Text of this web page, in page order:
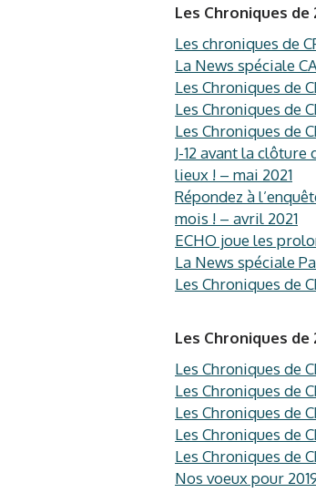
Les Chroniques de
Les chroniques de
La News spéciale
Les Chroniques de
Les Chroniques de
Les Chroniques de
J-12 avant la clôture
lieux ! – mai 2021
Répondez à
mois ! – avril 2021
ECHO joue les
La News spéciale
Les Chroniques de
Les Chroniques de
Les Chroniques de
Les Chroniques de
Les Chroniques de
Les Chroniques de
Les Chroniques de
Nos voeux pour